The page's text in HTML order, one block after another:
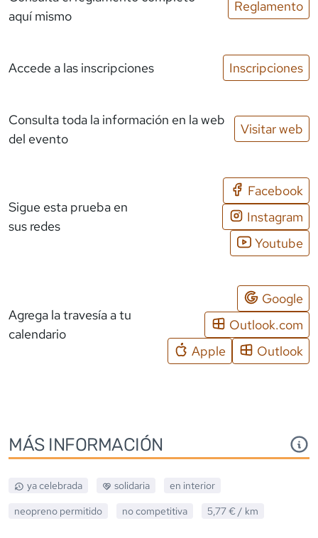
aquí mismo
Reglamento
Accede a las inscripciones Inscripciones
Consulta toda la información en la web
del evento
Visitar web
Sigue esta prueba en
sus redes
Facebook
Instagram
Youtube
Agrega la travesía a tu
calendario
Google
Outlook.com
Apple
Outlook
MÁS INFORMACIÓN
ya celebrada solidaria
en interior
neopreno permitido no competitiva 5,77 € / km